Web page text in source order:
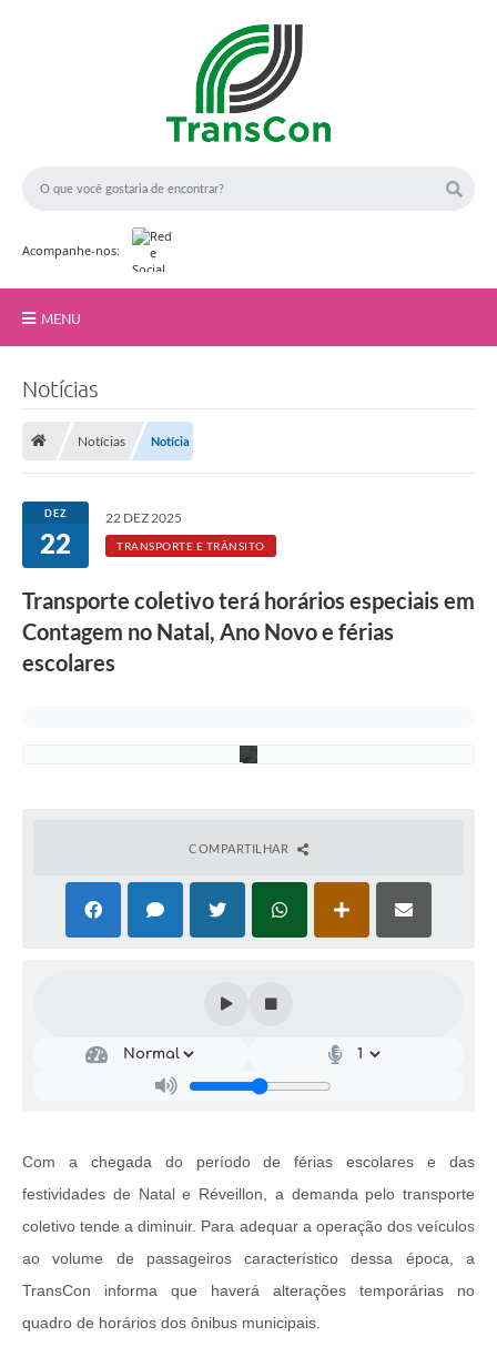
Acompanhe-nos:
MENU
Rotativo
Atendimento
Transparência
Prefeitura
Notícias
Notícias Notícia
DEZ
22
22 DEZ 2025
TRANSPORTE E TRÂNSITO
Transporte coletivo terá horários especiais em
Contagem no Natal, Ano Novo e férias
escolares
u
i
o
T
r
COMPARTILHAR
Com a chegada do período de férias escolares e das
festividades de Natal e Réveillon, a demanda pelo transporte
coletivo tende a diminuir. Para adequar a operação dos veículos
ao volume de passageiros característico dessa época, a
TransCon informa que haverá alterações temporárias no
quadro de horários dos ônibus municipais.